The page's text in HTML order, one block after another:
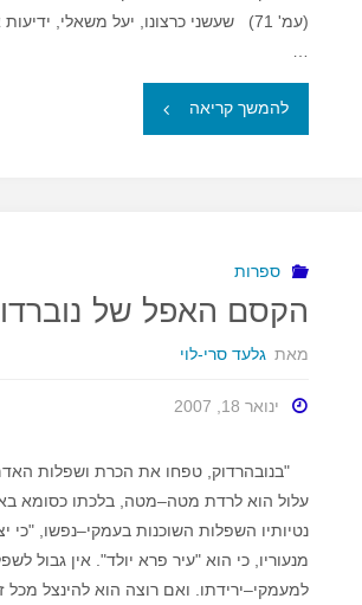
(עמ' 71) שעשני כרצונו, יעל משאלי,
להמשך קריאה "ברוריה
–
על
ספרה
של
משאלי
ספרות
הקסם האפל של
מאת גלעד סרי-לוי
ינואר 18, 2007
"בנובהרדוק, טפחו את הכרת ושפלות
עלול הוא לרדת מטה–מטה, בלכתו כסומא
נטיותיו השפלות השוכנות בעמקי–נפשו, "כי
מנעוריו, כי הוא "עיר פרא יולד". אין גבול
למעמקי–ירידתו. ואם רוצה הוא להינצל